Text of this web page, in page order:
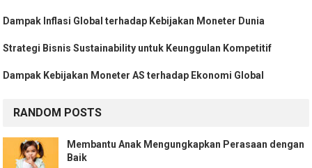
Dampak Inflasi Global terhadap Kebijakan Moneter Dunia
Strategi Bisnis Sustainability untuk Keunggulan Kompetitif
Dampak Kebijakan Moneter AS terhadap Ekonomi Global
RANDOM POSTS
Membantu Anak Mengungkapkan Perasaan dengan
Baik